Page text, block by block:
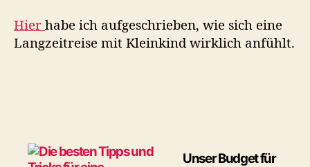
Hier habe ich aufgeschrieben, wie sich eine
Langzeitreise mit Kleinkind wirklich anfühlt.
Unser Budget für